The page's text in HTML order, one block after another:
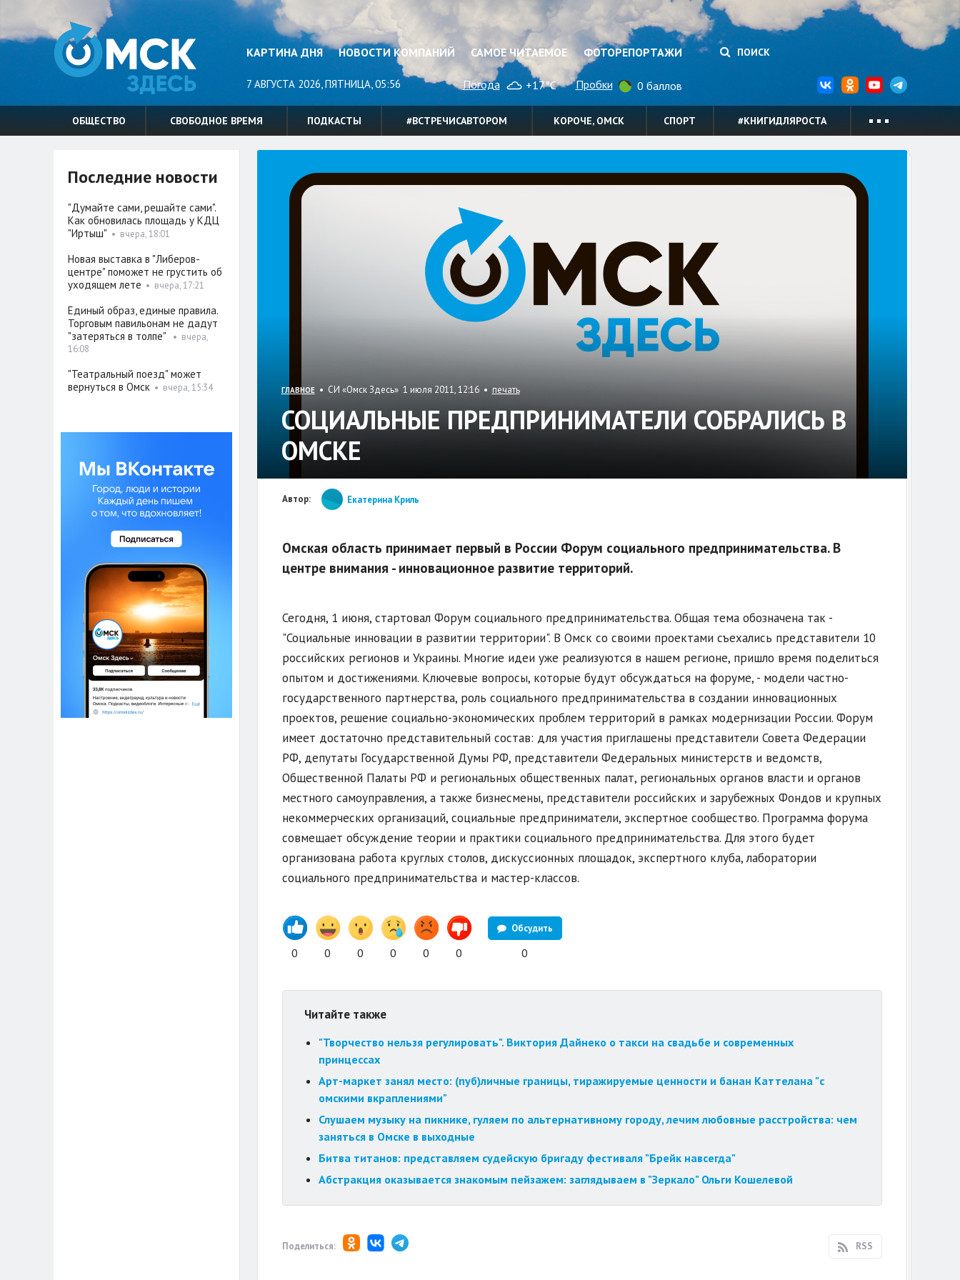
КАРТИНА ДНЯ НОВОСТИ КОМПАНИЙ САМОЕ ЧИТАЕМОЕ ФОТОРЕПОРТАЖИ ПОИСК
7 АВГУСТА 2026, ПЯТНИЦА, 05:56 Погода +17°C Пробки 0 баллов
ОБЩЕСТВО СВОБОДНОЕ ВРЕМЯ ПОДКАСТЫ #ВСТРЕЧИСАВТОРОМ КОРОЧЕ, ОМСК СПОРТ #КНИГИДЛЯРОСТА
ГЛАВНОЕ• СИ «Омск Здесь» 1 июля 2011, 12:16 • печать
СОЦИАЛЬНЫЕ ПРЕДПРИНИМАТЕЛИ СОБРАЛИСЬ В
ОМСКЕ
Автор: Екатерина Криль
Омская область принимает первый в России Форум социального предпринимательства. В
центре внимания - инновационное развитие территорий.
Сегодня, 1 июня, стартовал Форум социального предпринимательства. Общая тема обозначена так -
"Социальные инновации в развитии территории". В Омск со своими проектами съехались представители 10
российских регионов и Украины. Многие идеи уже реализуются в нашем регионе, пришло время поделиться
опытом и достижениями. Ключевые вопросы, которые будут обсуждаться на форуме, - модели частно-
государственного партнерства, роль социального предпринимательства в создании инновационных
проектов, решение социально-экономических проблем территорий в рамках модернизации России. Форум
имеет достаточно представительный состав: для участия приглашены представители Совета Федерации
РФ, депутаты Государственной Думы РФ, представители Федеральных министерств и ведомств,
Общественной Палаты РФ и региональных общественных палат, региональных органов власти и органов
местного самоуправления, а также бизнесмены, представители российских и зарубежных Фондов и крупных
некоммерческих организаций, социальные предприниматели, экспертное сообщество. Программа форума
совмещает обсуждение теории и практики социального предпринимательства. Для этого будет
организована работа круглых столов, дискуссионных площадок, экспертного клуба, лаборатории
социального предпринимательства и мастер-классов.
0 0 0 0 0 0
Обсудить
0
Читайте также
"Творчество нельзя регулировать". Виктория Дайнеко о такси на свадьбе и современных
принцессах
Арт-маркет занял место: (пуб)личные границы, тиражируемые ценности и банан Каттелана "с
омскими вкраплениями"
Слушаем музыку на пикнике, гуляем по альтернативному городу, лечим любовные расстройства: чем
заняться в Омске в выходные
Битва титанов: представляем судейскую бригаду фестиваля "Брейк навсегда"
Абстракция оказывается знакомым пейзажем: заглядываем в "Зеркало" Ольги Кошелевой
Поделиться: RSS
Последние новости
"Думайте сами, решайте сами".
Как обновилась площадь у КДЦ
"Иртыш" • вчера, 18:01
Новая выставка в "Либеров-
центре" поможет не грустить об
уходящем лете • вчера, 17:21
Единый образ, единые правила.
Торговым павильонам не дадут
"затеряться в толпе"
• вчера,
16:08
"Театральный поезд" может
вернуться в Омск• вчера, 15:34